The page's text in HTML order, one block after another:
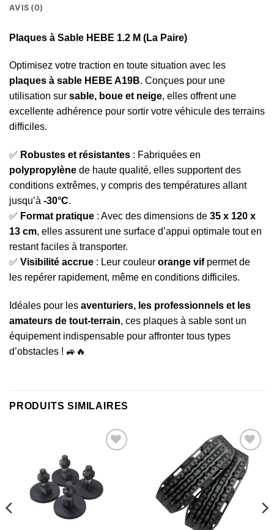
AVIS (0)
Plaques à Sable HEBE 1.2 M (La Paire)
Optimisez votre traction en toute situation avec les
plaques à sable HEBE A19B. Conçues pour une
utilisation sur sable, boue et neige, elles offrent une
excellente adhérence pour sortir votre véhicule des terrains
difficiles.
✅ Robustes et résistantes : Fabriquées en
polypropylène de haute qualité, elles supportent des
conditions extrêmes, y compris des températures allant
jusqu’à -30°C.
✅ Format pratique : Avec des dimensions de 35 x 120 x
13 cm, elles assurent une surface d’appui optimale tout en
restant faciles à transporter.
✅ Visibilité accrue : Leur couleur orange vifpermet de
les repérer rapidement, même en conditions difficiles.
Idéales pour les aventuriers, les professionnels et les
amateurs de tout-terrain, ces plaques à sable sont un
équipement indispensable pour affronter tous types
d’obstacles ! 🚙🔥
PRODUITS SIMILAIRES
Ajouter
à la liste
d’envies